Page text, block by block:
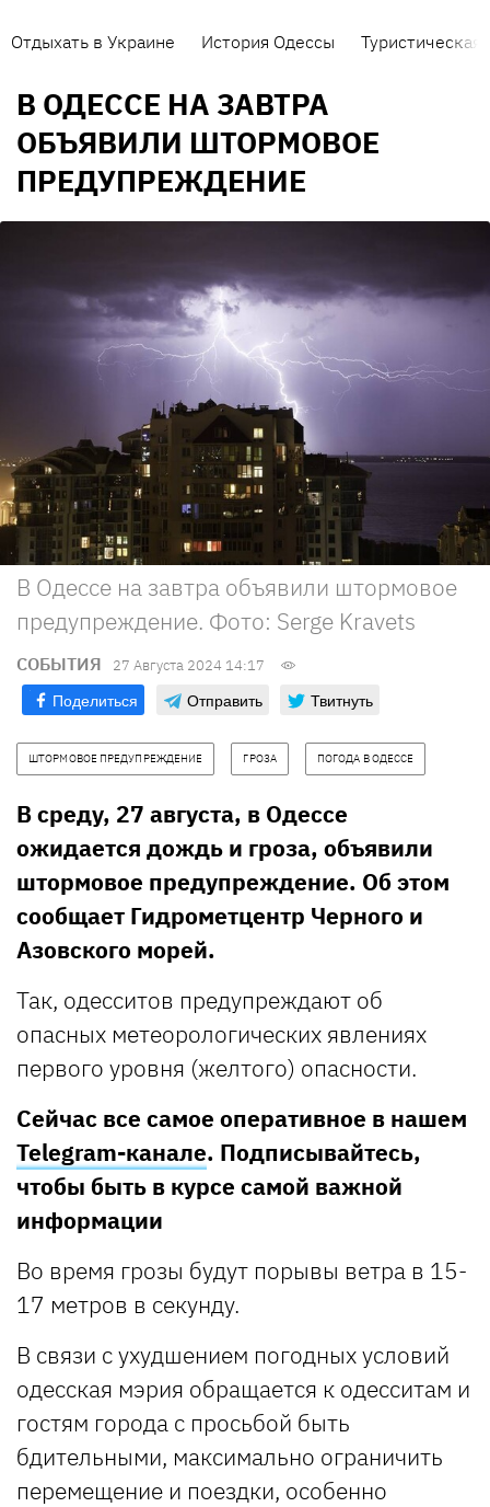
Отдыхать в Украине История Одессы Туристическая
В ОДЕССЕ НА ЗАВТРА
ОБЪЯВИЛИ ШТОРМОВОЕ
ПРЕДУПРЕЖДЕНИЕ
В Одессе на завтра объявили штормовое
предупреждение. Фото: Serge Kravets
СОБЫТИЯ 27 Августа 2024 14:17
Поделиться Отправить Твитнуть
ШТОРМОВОЕ ПРЕДУПРЕЖДЕНИЕ ГРОЗА ПОГОДА В ОДЕССЕ
В среду, 27 августа, в Одессе
ожидается дождь и гроза, объявили
штормовое предупреждение. Об этом
сообщает Гидрометцентр Черного и
Азовского морей.
Так, одесситов предупреждают об
опасных метеорологических явлениях
первого уровня (желтого) опасности.
Сейчас все самое оперативное в нашем
Telegram-канале. Подписывайтесь,
чтобы быть в курсе самой важной
информации
Во время грозы будут порывы ветра в 15-
17 метров в секунду.
В связи с ухудшением погодных условий
одесская мэрия обращается к одесситам и
гостям города с просьбой быть
бдительными, максимально ограничить
перемещение и поездки, особенно